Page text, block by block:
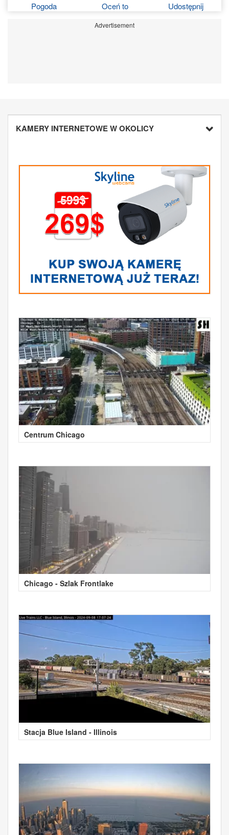
Pogoda Oceń to Udostępnij
Advertisement
KAMERY INTERNETOWE W OKOLICY
Centrum Chicago
Chicago - Szlak Frontlake
Stacja Blue Island - Illinois